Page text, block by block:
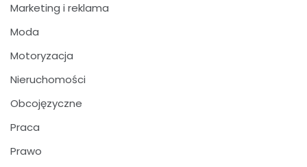
Marketing i reklama
Moda
Motoryzacja
Nieruchomości
Obcojęzyczne
Praca
Prawo